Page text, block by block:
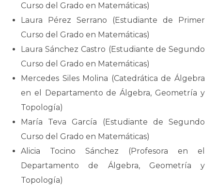
Curso del Grado en Matemáticas)
Laura Pérez Serrano (Estudiante de Primer
Curso del Grado en Matemáticas)
Laura Sánchez Castro (Estudiante de Segundo
Curso del Grado en Matemáticas)
Mercedes Siles Molina (Catedrática de Álgebra
en el Departamento de Álgebra, Geometría y
Topología)
María Teva García (Estudiante de Segundo
Curso del Grado en Matemáticas)
Alicia Tocino Sánchez (Profesora en el
Departamento de Álgebra, Geometría y
Topología)